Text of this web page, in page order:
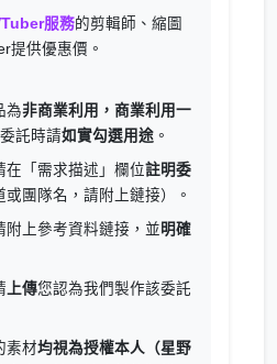
服務的剪輯師、縮圖
提供優惠價。
為非商業利用，商業利用一
託時請如實勾選用途 。
在「需求描述」欄位註明委
或團隊名，請附上鏈接）。
附上參考資料鏈接，並明確
上傳您認為我們製作該委託
素材均視為授權本人（星野